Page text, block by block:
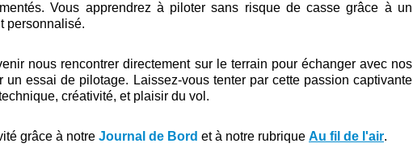
Vous apprendrez à piloter sans risque de casse grâce à un
personnalisé.
nous rencontrer directement sur le terrain pour échanger avec nos
un essai de pilotage. Laissez-vous tenter par cette passion captivante
créativité, et plaisir du vol.
grâce à notre Journal de Bord et à notre rubrique Au fil de l'air.